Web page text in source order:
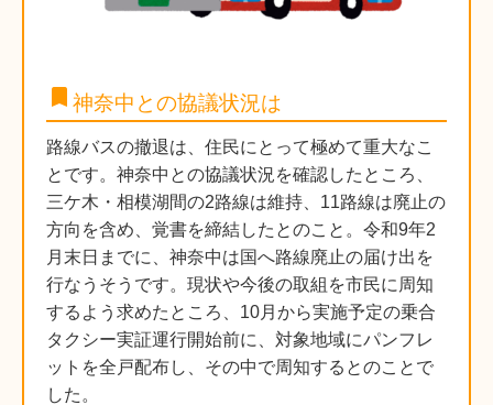
bookmark 神奈中との協議状況は
路線バスの撤退は、住民にとって極めて重大なこ
とです。神奈中との協議状況を確認したところ、
三ケ木・相模湖間の2路線は維持、11路線は廃止の
方向を含め、覚書を締結したとのこと。令和9年2
月末日までに、神奈中は国へ路線廃止の届け出を
行なうそうです。現状や今後の取組を市民に周知
するよう求めたところ、10月から実施予定の乗合
タクシー実証運行開始前に、対象地域にパンフレ
ットを全戸配布し、その中で周知するとのことで
した。